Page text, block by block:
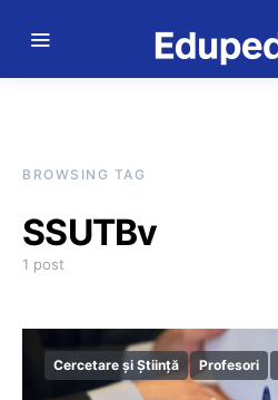
BROWSING TAG
SSUTBv
1 post
Cercetare și Știință Profesori